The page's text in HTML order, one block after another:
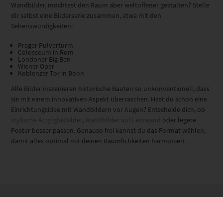
Wandbilder, möchtest den Raum aber weltoffener gestalten? Stelle
dir selbst eine Bilderserie zusammen, etwa mit den
Sehenswürdigkeiten:
Prager Pulverturm
Colosseum in Rom
Londoner Big Ben
Wiener Oper
Koblenzer Tor in Bonn
Alle Bilder inszenieren historische Bauten so unkonventionell, dass
sie mit einem innovativen Aspekt überraschen. Hast du schon eine
Einrichtungsidee mit Wandbildern vor Augen? Entscheide dich, ob
stylische Acrylglasbilder, Wandbilder auf Leinwand oder legere
Poster besser passen. Genauso frei kannst du das Format wählen,
damit alles optimal mit deinen Räumlichkeiten harmoniert.